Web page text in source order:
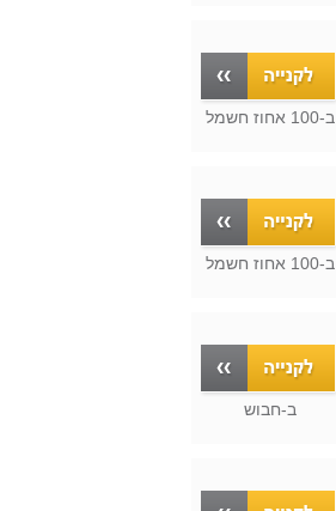
ב-100 אחוז חשמל
ב-100 אחוז חשמל
ב-חבוש